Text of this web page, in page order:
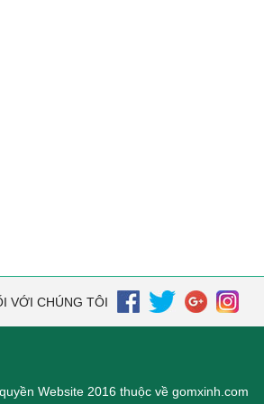
VỚI CHÚNG TÔI
Website 2016 thuộc về gomxinh.com